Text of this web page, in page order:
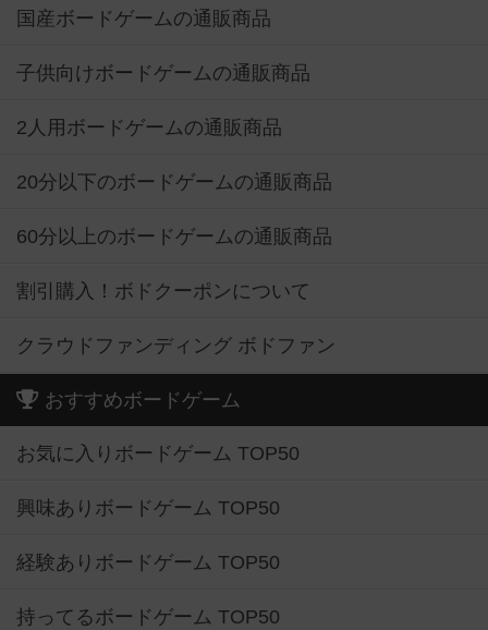
国産ボードゲームの通販商品
子供向けボードゲームの通販商品
2人用ボードゲームの通販商品
20分以下のボードゲームの通販商品
60分以上のボードゲームの通販商品
割引購入！ボドクーポンについて
クラウドファンディング ボドファン
おすすめボードゲーム
お気に入りボードゲーム TOP50
興味ありボードゲーム TOP50
経験ありボードゲーム TOP50
持ってるボードゲーム TOP50